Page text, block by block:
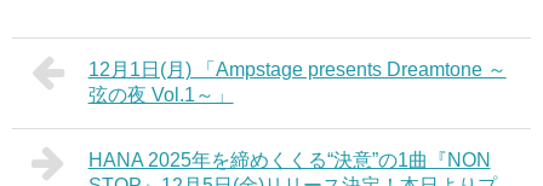
12月1日(月) 「Ampstage presents Dreamtone ～
弦の夜 Vol.1～」
HANA 2025年を締めくくる“決意”の1曲『NON